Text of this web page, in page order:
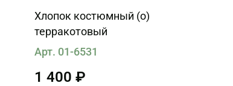
Хлопок костюмный (о)
терракотовый
Арт. 01-6531
1 400 ₽